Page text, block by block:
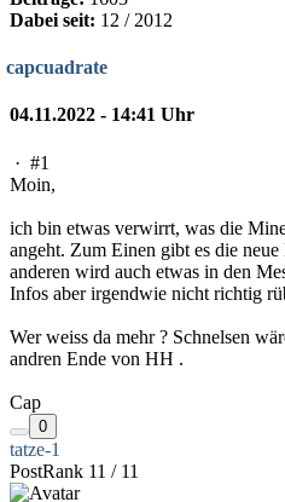
Dabei seit: 12 / 2012
capcuadrate
04.11.2022 - 14:41 Uhr
· #1
Moin,
ich bin etwas verwirrt, was die
angeht. Zum Einen gibt es die
anderen wird auch etwas in den
Infos aber irgendwie nicht richtig
Wer weiss da mehr ? Schnelsen
andren Ende von HH .
Cap
0
tatze-1
PostRank 11 / 11